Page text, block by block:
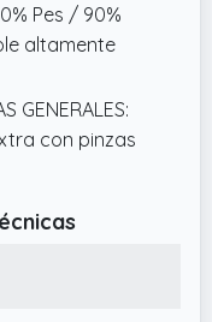
Pes / 90%
altamente
GENERALES:
con pinzas